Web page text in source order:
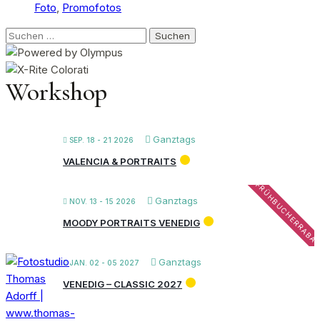
Foto, Promofotos
Suchen
nach:
Workshop
SEP. 18 - 21 2026
Ganztags
VALENCIA & PORTRAITS
NOV. 13 - 15 2026 Ganztags
MOODY PORTRAITS VENEDIG
JAN. 02 - 05 2027
Ganztags
VENEDIG – CLASSIC 2027